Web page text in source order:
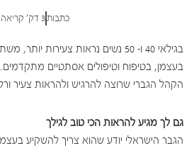
כתבות3 דק' קריאה
בגילאי 40 ו- 50 נשים נראות
בעצמן, בטיפוח וטיפולים אסתטיים
הקהל הגברי שרוצה להרגיש ולהראות צעיר
גם לך מגיע להראות הכי טוב לגילך
הגבר הישראלי יודע שהוא צריך להשקיע